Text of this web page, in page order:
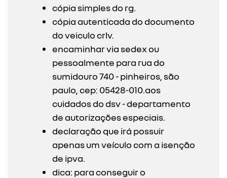
cópia simples do rg.
cópia autenticada do documento
do veiculo crlv.
encaminhar via sedex ou
pessoalmente para rua do
sumidouro 740 - pinheiros, são
paulo, cep: 05428-010.aos
cuidados do dsv - departamento
de autorizações especiais.
declaração que irá possuir
apenas um veículo com a isenção
de ipva.
dica: para conseguir o